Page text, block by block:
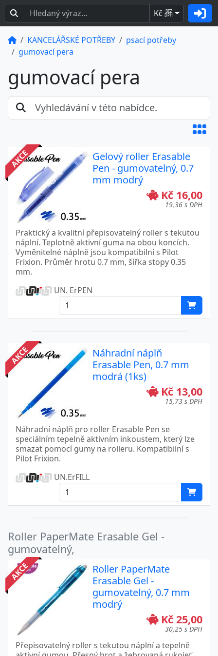
Kč BEZ
DPH
KANCELÁŘSKÉ POTŘEBY
psací potřeby
gumovací pera
gumovací pera
AKCE
Gelový roller Erasable
Pen - gumovatelný, 0.7
mm modrý
Kč 16,00
19,36 s DPH
Praktický a kvalitní přepisovatelný roller s tekutou
náplní. Teplotně aktivní guma na obou koncích.
Vyměnitelné náplně jsou kompatibilní s Pilot
Frixion. Průměr hrotu 0.7 mm, šířka stopy 0.35
mm.
UN. ErPEN
AKCE
Náhradní náplň
Erasable Pen, 0.7 mm
modrá (1ks)
Kč 13,00
15,73 s DPH
Náhradní náplň pro roller Erasable Pen se
speciálním tepelně aktivním inkoustem, který lze
smazat pomocí gumy na rolleru. Kompatibilní s
Pilot Frixion.
UN.ErFILL
Roller PaperMate Erasable Gel -
gumovatelný,
AKCE
Roller PaperMate
Erasable Gel -
gumovatelný, 0.7 mm
modrý
Kč 25,00
30,25 s DPH
Přepisovatelný roller s tekutou náplní a tepelně